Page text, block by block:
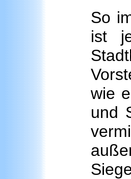
So
ist
wie
und